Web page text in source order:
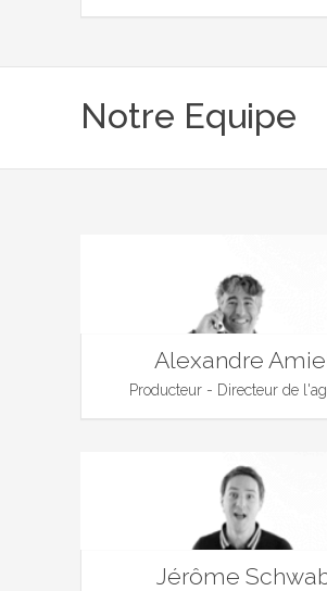
Notre Equipe
Alexandre
Producteur - Directeur de
Jérôme